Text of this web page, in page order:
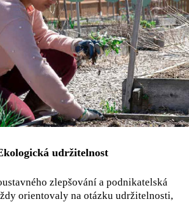
udržitelnost
zlepšování a podnikatelská
orientovaly na otázku udržitelnosti,